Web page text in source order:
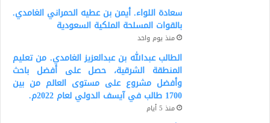
سعادة اللواء. أيمن بن عطيه الحمراني الغامدي.
بالقوات المسلحة الملكية السعودية
منذ يوم واحد
الطالب عبدالله بن عبدالعزيز الغامدي. من تعليم
المنطقة الشرقية، حصل على أفضل باحث
وأفضل مشروع على مستوى العالم من بين
1700 طالب في آيسف الدولي لعام 2022م.
منذ 5 أيام